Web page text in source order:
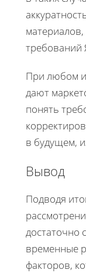
требований
При любом
дают
понять
в будущем,
Вывод
Подводя
достаточно
временные
факторов,